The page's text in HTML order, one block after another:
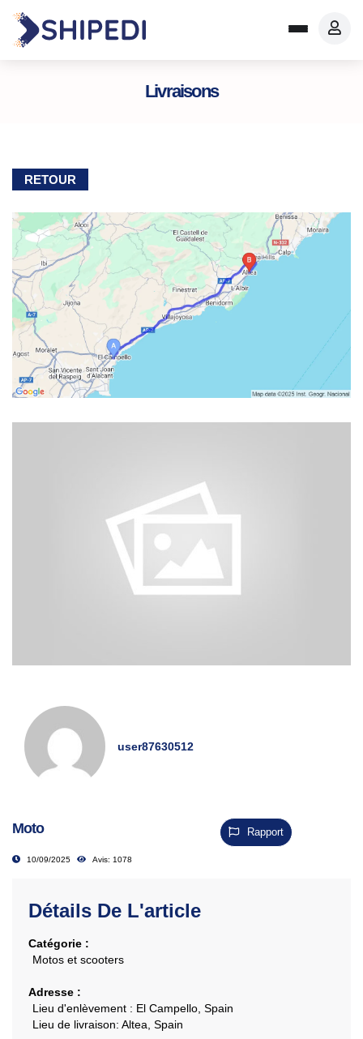
Livraisons
RETOUR
user87630512
Moto Rapport
10/09/2025 Avis: 1078
Détails De L'article
Catégorie :
Motos et scooters
Adresse :
Lieu d'enlèvement : El Campello, Spain
Lieu de livraison: Altea, Spain